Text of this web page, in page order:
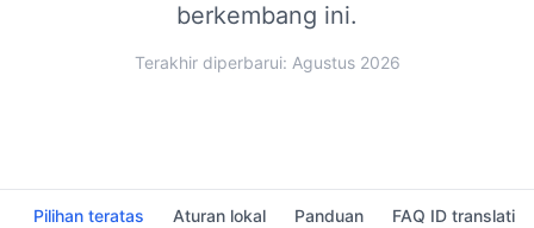
berkembang ini.
Terakhir diperbarui: Agustus 2026
Pilihan teratas Aturan lokal Panduan FAQ ID